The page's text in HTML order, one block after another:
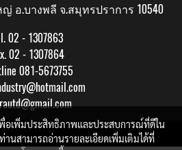
อ.บางพลี จ.สมุทรปราการ 10540
02 - 1307863
02 - 1307864
081-5673755
by makewebeasy.com
พื่อเพิ่มประสิทธิภาพและประสบการณ์ที่ดีใน
านสามารถอ่านรายละเอียดเพิ่มเติมได้ที่